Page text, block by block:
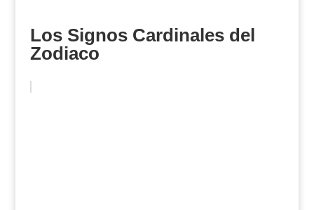
Los Signos Cardinales del
Zodiaco